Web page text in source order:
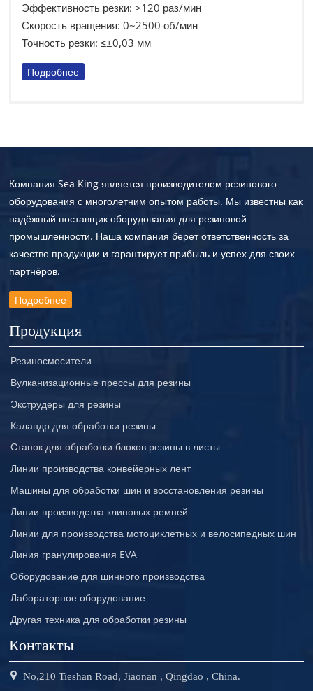
Эффективность резки: >120 раз/мин
Скорость вращения: 0~2500 об/мин
Точность резки: ≤±0,03 мм
Подробнее
Компания Sea King является производителем резинового
оборудования с многолетним опытом работы. Мы известны как
надёжный поставщик оборудования для резиновой
промышленности. Наша компания берет ответственность за
качество продукции и гарантирует прибыль и успех для своих
партнёров.
Подробнее
Продукция
Резиносмесители
Вулканизационные прессы для резины
Экструдеры для резины
Каландр для обработки резины
Станок для обработки блоков резины в листы
Линии производства конвейерных лент
Машины для обработки шин и восстановления резины
Линии производства клиновых ремней
Линии для производства мотоциклетных и велосипедных шин
Линия гранулирования EVA
Оборудование для шинного производства
Лабораторное оборудование
Другая техника для обработки резины
Контакты
No,210 Tieshan Road, Jiaonan , Qingdao , China.